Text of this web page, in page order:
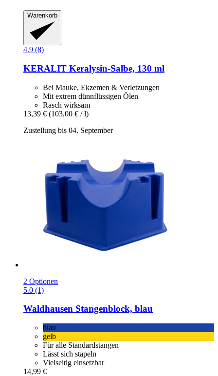
Warenkorb
4.9 (8)
KERALIT Keralysin-​Salbe, 130 ml
Bei Mauke, Ekzemen & Verletzungen
Mit extrem dünnflüssigen Ölen
Rasch wirksam
13,39 € (103,00 € / l)
Zustellung bis 04. September
2 Optionen
5.0 (1)
Waldhausen Stangenblock, blau
blau
gelb
Für alle Standardstangen
Lässt sich stapeln
Vielseitig einsetzbar
14,99 €